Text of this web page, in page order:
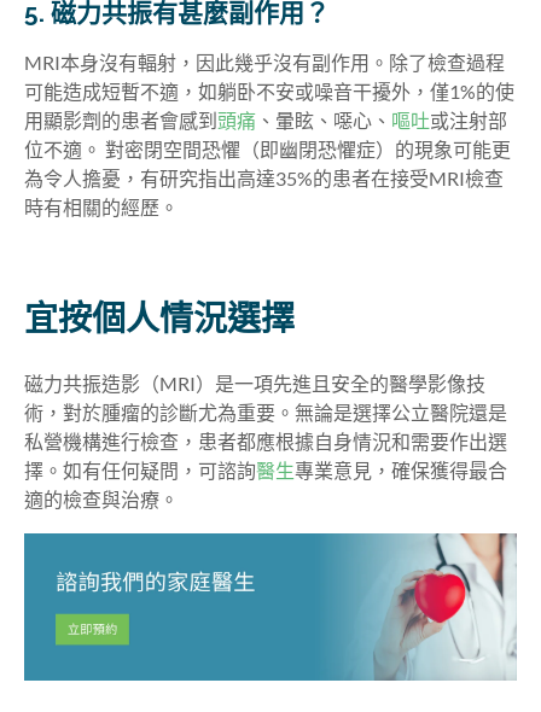
5. 磁力共振有甚麼副作用？
MRI本身沒有輻射，因此幾乎沒有副作用。除了檢查過程
可能造成短暫不適，如躺卧不安或噪音干擾外，僅1%的使
用顯影劑的患者會感到頭痛 、暈眩、噁心、 嘔吐或注射部
位不適。 對密閉空間恐懼（即幽閉恐懼症）的現象可能更
為令人擔憂，有研究指出高達35%的患者在接受MRI檢查
時有相關的經歷。
宜按個人情況選擇
磁力共振造影（MRI）是一項先進且安全的醫學影像技
術，對於腫瘤的診斷尤為重要。無論是選擇公立醫院還是
私營機構進行檢查，患者都應根據自身情況和需要作出選
擇。如有任何疑問，可諮詢醫生專業意見，確保獲得最合
適的檢查與治療。